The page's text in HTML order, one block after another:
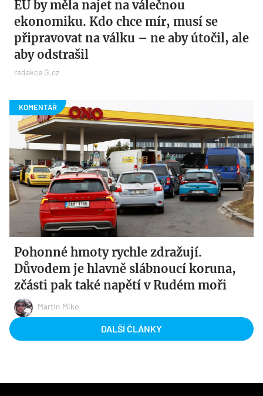
EU by měla najet na válečnou
ekonomiku. Kdo chce mír, musí se
připravovat na válku – ne aby útočil, ale
aby odstrašil
redakce G.cz
Pohonné hmoty rychle zdražují.
Důvodem je hlavně slábnoucí koruna,
zčásti pak také napětí v Rudém moři
Martin Miko
DALŠÍ ČLÁNKY